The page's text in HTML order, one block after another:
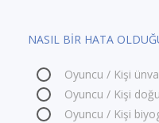
NASIL BİR HATA
Oyuncu / Kişi
Oyuncu / Kişi
Oyuncu / Kişi